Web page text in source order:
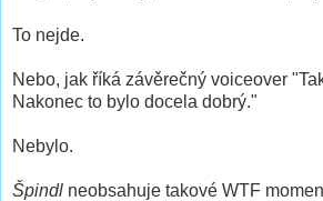
To nejde.
Nebo, jak říká závěrečný voiceover
Nakonec to bylo docela dobrý."
Nebylo.
Špindl neobsahuje takové WTF